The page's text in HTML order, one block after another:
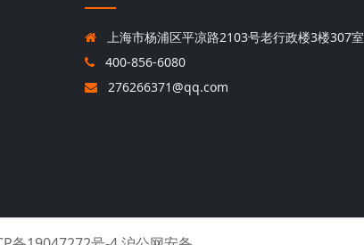
上海市杨浦区平凉路2103号老行政楼3楼307室
400-856-6080
276266371@qq.com